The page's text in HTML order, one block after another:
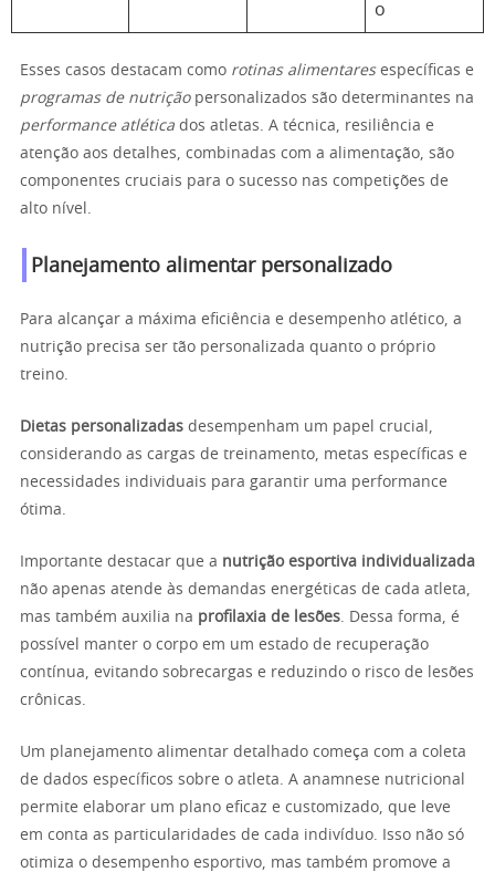
o
Esses casos destacam como rotinas alimentaresespecíficas e
programas de nutriçãopersonalizados são determinantes na
performance atlética dos atletas. A técnica, resiliência e
atenção aos detalhes, combinadas com a alimentação, são
componentes cruciais para o sucesso nas competições de
alto nível.
Planejamento alimentar personalizado
Para alcançar a máxima eficiência e desempenho atlético, a
nutrição precisa ser tão personalizada quanto o próprio
treino.
Dietas personalizadas desempenham um papel crucial,
considerando as cargas de treinamento, metas específicas e
necessidades individuais para garantir uma performance
ótima.
Importante destacar que a nutrição esportiva individualizada
não apenas atende às demandas energéticas de cada atleta,
mas também auxilia na profilaxia de lesões. Dessa forma, é
possível manter o corpo em um estado de recuperação
contínua, evitando sobrecargas e reduzindo o risco de lesões
crônicas.
Um planejamento alimentar detalhado começa com a coleta
de dados específicos sobre o atleta. A anamnese nutricional
permite elaborar um plano eficaz e customizado, que leve
em conta as particularidades de cada indivíduo. Isso não só
otimiza o desempenho esportivo, mas também promove a